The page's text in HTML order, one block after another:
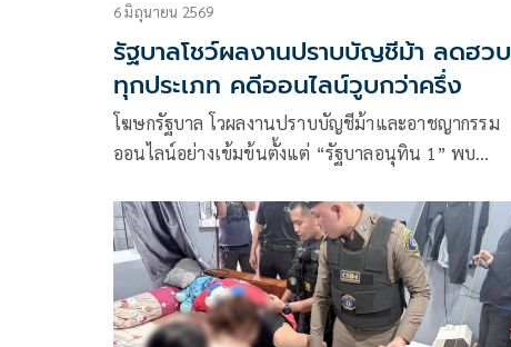
6 มิถุนายน 2569
รัฐบาลโชว์ผลงานปราบบัญชีม้า ลดฮวบ
ทุกประเภท คดีออนไลน์วูบกว่าครึ่ง
โฆษกรัฐบาล โวผลงานปราบบัญชีม้าและอาชญากรรม
ออนไลน์อย่างเข้มข้นตั้งแต่ “รัฐบาลอนุทิน 1” พบ